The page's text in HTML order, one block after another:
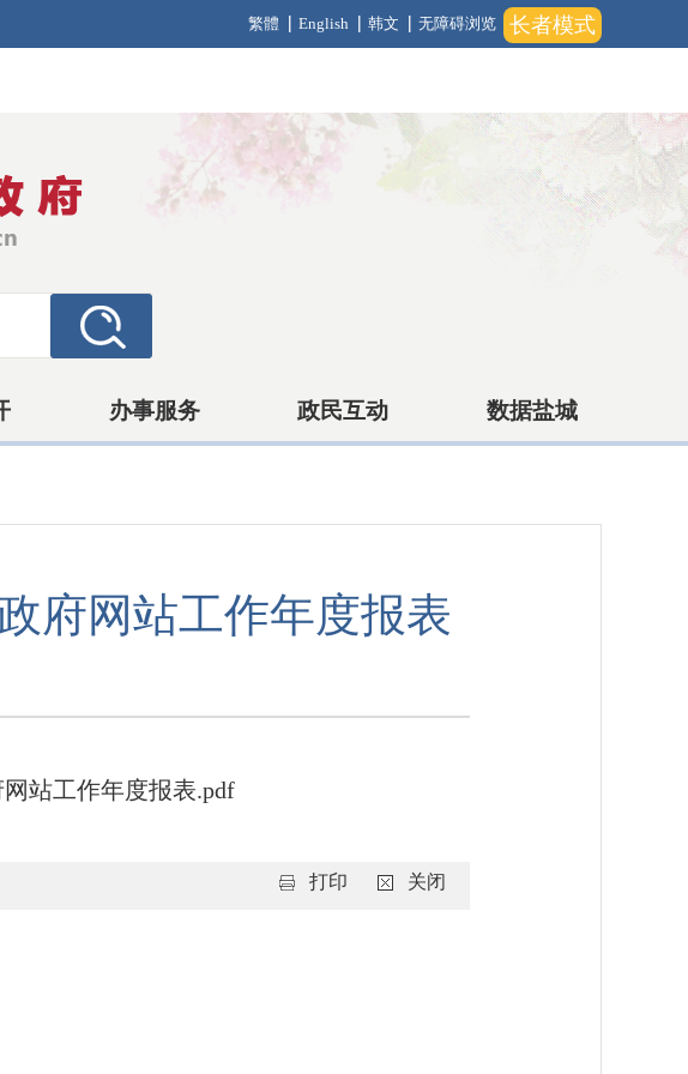
长者模式
繁體 English 韩文 无障碍浏览
办事服务 政民互动 数据盐城
府网站工作年度报表
站工作年度报表.pdf
打印 关闭